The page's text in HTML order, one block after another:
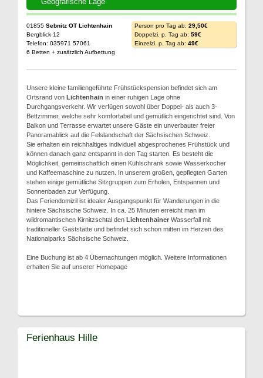
01855 Sebnitz OT Lichtenhain
Bergblick 12
Telefon: 035971 57061
6 Betten + zusätzlich Aufbettung
Person pro Tag ab: 29,50€
Doppelzi. p. Tag ab: 59€
Einzelzi. p. Tag ab: 49€
Unsere kleine familiengeführte Frühstückspension befindet sich am
Ortsrand von Lichtenhain in einer ruhigen Lage ohne
Durchgangsverkehr. Wir verfügen sowohl über Doppel- als auch 3-
Bettzimmer, welche sehr komfortabel und gemütlich eingerichtet sind. Von
Balkon und Terrasse erwartet unsere Gäste ein unverbauter freier
Panoramablick auf die Felslandschaft der Sächsischen Schweiz.
Sie erhalten ein reichhaltiges individuell abgesprochenes Frühstück und
können danach ganz entspannt in den Tag starten. Es besteht die
Möglichkeit, gemeinschaftlich einen Kühlschrank sowie Wasserkocher
und Kaffeemaschine zu nutzen. In unserem großen, gepflegten Garten
stehen einige gemütliche Sitzgruppen zum Erholen, Entspannen und
Sonnenbaden zur Verfügung.
Das Feriendomizil ist idealer Ausgangspunkt für Wanderungen in die
hintere Sächsische Schweiz. In ca. 25 Minuten erreicht man im
wildromantischen Kirnitzschtal den Lichtenhainer Wasserfall mit
traditioneller Gaststätte und befindet sich schon mitten im Herzen des
Nationalparks Sächsische Schweiz.
Eine Buchung ist ab 4 Übernachtungen möglich. Weitere Informationen
erhalten Sie auf unserer Homepage
Ferienhaus Hille